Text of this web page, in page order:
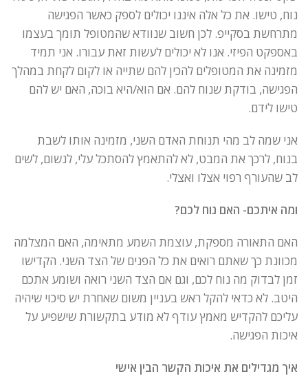
נוח, טישו. את כל אלה איננו יכולים לספק כאשר הפגישה
מתרחשת בסקייפ. לכן חשוב שנוודא שהמטופל תומך בעצמו
באספקט הפיזי. אנו לא יכולים לעשות זאת עבורו. אני תמיד
מזמינה את המטופלים להכין להם שתייה או לקום לקחת במהלך
הפגישה, בודקת שנוח להם. אם הוא/היא בוכה, האם יש להם
טישו לידם.
אני שמה לב מהי תנוחת האדם השני, מזמינה אותו לשבת
בנוח, לרכך את המבט, לא להתאמץ להסתכל עלי, לנשום, לשים
לב שהעורף רפוי אצלו ואצלי.
ומה איתכם- האם נוח לכם?
האם התאורה מספקת, עוצמת השמע מתאימה, האם המצלמה
מכוונת כך שאתם רואים את כל הפנים של הצד השני. הקדישו
זמן לבדוק מה נוח לכם, וגם אם הצד השני רואה ושומע אתכם
היטב. לא כדאי להקל ראש בעניין משום שאחרת יש סיכוי שיהיה
עליכם להקדיש מאמץ עודף לא מודע בתקשורת שישפיע על
איכות הפגישה.
איך מגדילים את איכות הקשר הבין אישי